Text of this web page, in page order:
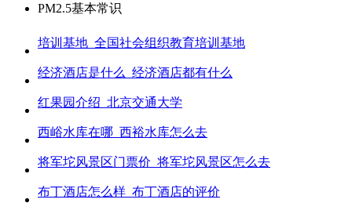
PM2.5基本常识
培训基地_全国社会组织教育培训基地
经济酒店是什么_经济酒店都有什么
红果园介绍_北京交通大学
西峪水库在哪_西裕水库怎么去
将军坨风景区门票价_将军坨风景区怎么去
布丁酒店怎么样_布丁酒店的评价